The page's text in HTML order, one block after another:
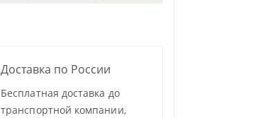
Доставка по России
Бесплатная доставка до
транспортной компании,